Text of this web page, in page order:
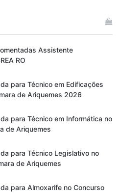
Assistente
RO
para Técnico em Edificações
de Ariquemes 2026
para Técnico em Informática no
de Ariquemes
para Técnico Legislativo no
de Ariquemes
para Almoxarife no Concurso